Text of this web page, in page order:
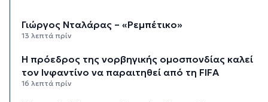
Γιώργος Νταλάρας – «Ρεμπέτικο»
13 λεπτά πρίν
Η πρόεδρος της νορβηγικής ομοσπονδίας καλεί
τον Ινφαντίνο να παραιτηθεί από τη FIFA
16 λεπτά πρίν